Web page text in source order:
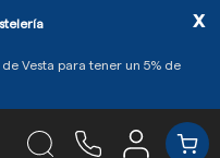
Vesta para tener un 5% de
x